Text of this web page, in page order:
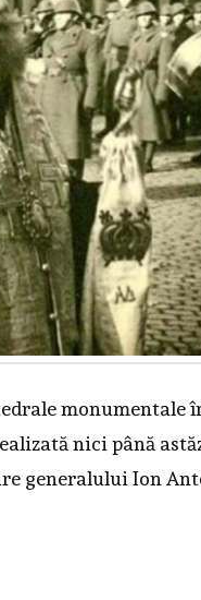
monumentale
nici până
generalului Ion